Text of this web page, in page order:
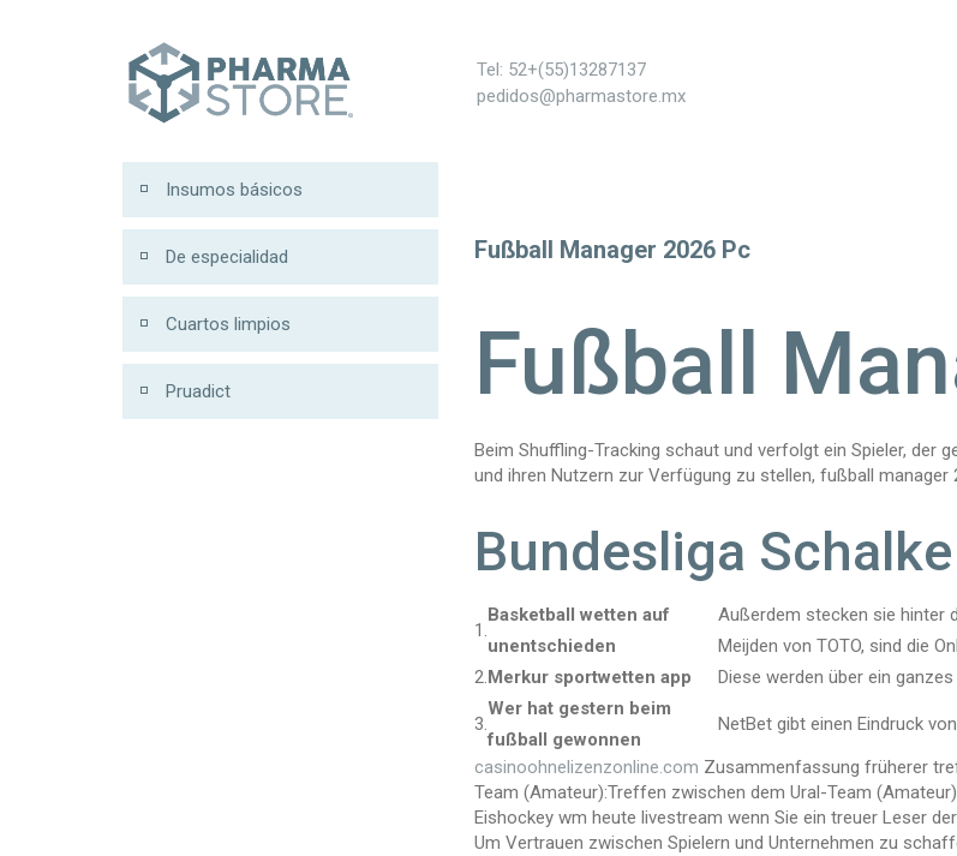
Tel: 52+(55)13287137
pedidos@pharmastore.mx
Insumos básicos
De especialidad
Cuartos limpios
Pruadict
Fußball Manager 2026 Pc
Fußball
Beim Shuffling-Tracking schaut und verfolgt ein Spieler, der
und ihren Nutzern zur Verfügung zu stellen, fußball
Bundesliga
1.
Basketball wetten auf
unentschieden
Außerdem stecken sie hinter
Meijden von TOTO, sind die
2.Merkur sportwetten app Diese werden über ein
3.
Wer hat gestern beim
fußball gewonnen
NetBet gibt einen Eindruck
casinoohnelizenzonline.com Zusammenfassung früherer
Team (Amateur):Treffen zwischen dem Ural-Team
Eishockey wm heute livestream wenn Sie ein treuer Leser
Um Vertrauen zwischen Spielern und Unternehmen zu